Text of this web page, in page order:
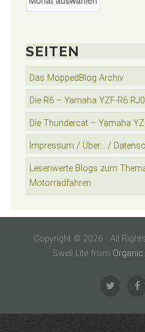
SEITEN
Das MoppedBlog Archiv
Die R6 – Yamaha YZF-R6
Die Thundercat – Yamaha
Impressum / Über… /
Lesenwerte Blogs zum
Motorradfahren
Copyright © 2026 · All
Swell Lite from